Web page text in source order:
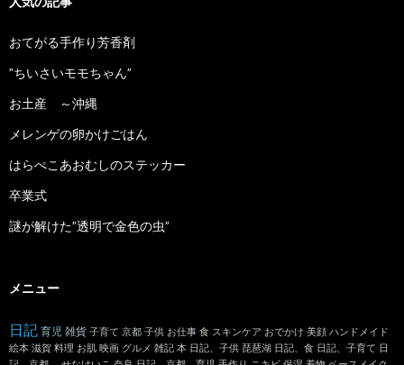
おてがる手作り芳香剤
”ちいさいモモちゃん”
お土産 ～沖縄
メレンゲの卵かけごはん
はらぺこあおむしのステッカー
卒業式
謎が解けた”透明で金色の虫”
メニュー
日記 育児 雑貨 子育て 京都 子供 お仕事 食 スキンケア おでかけ 美顔 ハンドメイド
絵本 滋賀 料理 お肌 映画 グルメ 雑記 本 日記、子供 琵琶湖 日記、食 日記、子育て 日